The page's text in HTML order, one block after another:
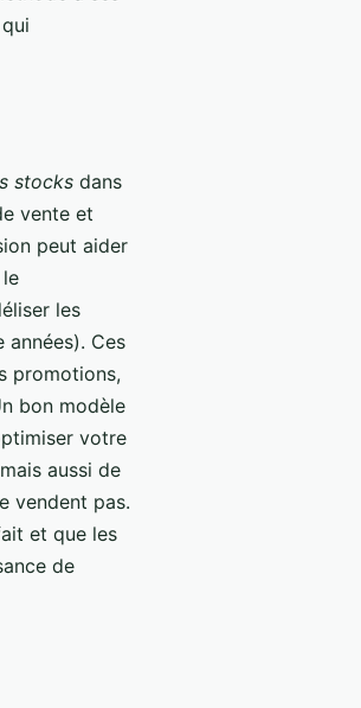
stocks dans
vente et
peut aider
les
Ces
promotions,
bon modèle
votre
aussi de
vendent pas.
et que les
de